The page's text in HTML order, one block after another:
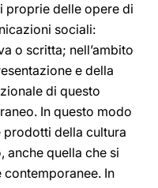
proprie delle opere di
sociali:
o scritta; nell’ambito
e della
di questo
In questo modo
della cultura
anche quella che si
In